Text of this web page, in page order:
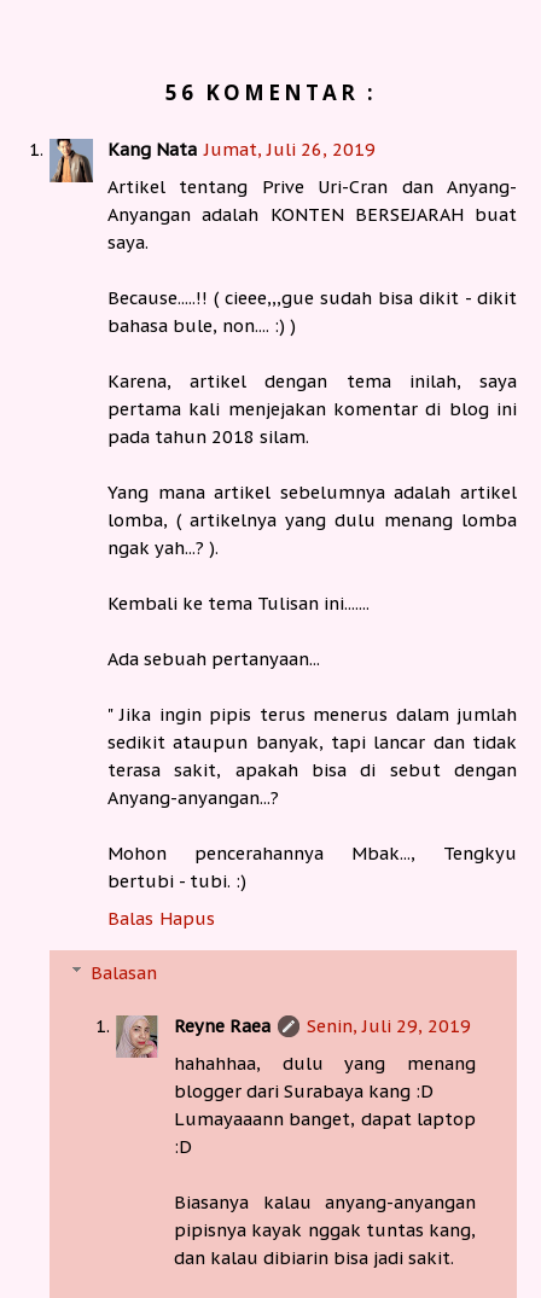
56 KOMENTAR :
Kang Nata Jumat, Juli 26, 2019
Artikel tentang Prive Uri-Cran dan Anyang-
Anyangan adalah KONTEN BERSEJARAH buat
saya.
Because.....!! ( cieee,,,gue sudah bisa dikit - dikit
bahasa bule, non.... :) )
Karena, artikel dengan tema inilah, saya
pertama kali menjejakan komentar di blog ini
pada tahun 2018 silam.
Yang mana artikel sebelumnya adalah artikel
lomba, ( artikelnya yang dulu menang lomba
ngak yah...? ).
Kembali ke tema Tulisan ini.......
Ada sebuah pertanyaan...
" Jika ingin pipis terus menerus dalam jumlah
sedikit ataupun banyak, tapi lancar dan tidak
terasa sakit, apakah bisa di sebut dengan
Anyang-anyangan...?
Mohon pencerahannya Mbak..., Tengkyu
bertubi - tubi. :)
Balas Hapus
Balasan
Reyne Raea
Senin, Juli 29, 2019
hahahhaa, dulu yang menang
blogger dari Surabaya kang :D
Lumayaaann banget, dapat laptop
:D
Biasanya kalau anyang-anyangan
pipisnya kayak nggak tuntas kang,
dan kalau dibiarin bisa jadi sakit.